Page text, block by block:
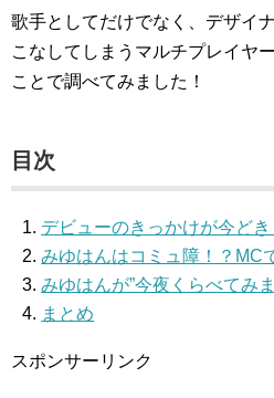
歌手としてだけでなく、デザイ
こなしてしまうマルチプレイヤ
ことで調べてみました！
目次
デビューのきっかけが今ど
みゆはんはコミュ障！？MC
みゆはんが”今夜くらべてみ
まとめ
スポンサーリンク